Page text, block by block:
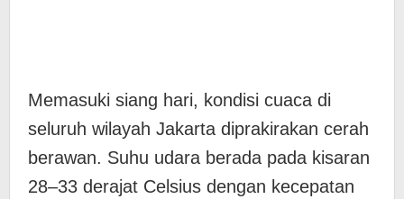
Memasuki siang hari, kondisi cuaca di
seluruh wilayah Jakarta diprakirakan cerah
berawan. Suhu udara berada pada kisaran
28–33 derajat Celsius dengan kecepatan